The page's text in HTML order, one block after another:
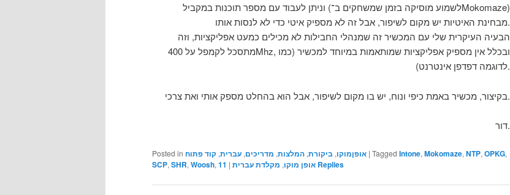
וניתן לעבוד עם מספר תוכנות במקביל (לשמוע מוסיקה בזמן שמשחקים ב־Mokomaze)
מבחינת האיטיות יש מקום לשיפור, אבל זה לא מספיק איטי כדי לא לנסות אותו.
הבעיה העיקרית שלי עם המכשיר זה שמנהלי החבילות לא מכילים כמעט אפליקציות, וזה
מתסכל לקמפל על 400Mhz, ובכלל אין מספיק אפליקציות שמותאמות במיוחד למכשיר (כמו
לדוגמה דפדפן אינטרנט).
בקיצור, מכשיר באמת כיפי ונוח, יש בו מקום לשיפור, אבל הוא בהחלט מספק אותי ואת צרכי.
דור.
Posted in אופןמוקו, ביקורת, המלצות, מדריכים, עברית, קוד פתוח | Tagged Intone, Mokomaze, NTP, OPKG,
SCP, SHR, Woosh, אופן מוקו, מקלדת עברית |
11 Replies